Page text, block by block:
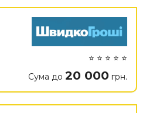
⭐ ⭐ ⭐ ⭐ ⭐
Сума до 20 000 грн.